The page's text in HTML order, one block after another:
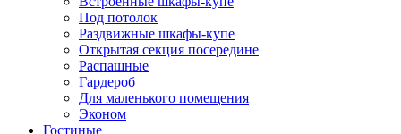
Под потолок
Раздвижные шкафы-купе
Открытая секция посередине
Распашные
Гардероб
Для маленького помещения
Эконом
Гостиные